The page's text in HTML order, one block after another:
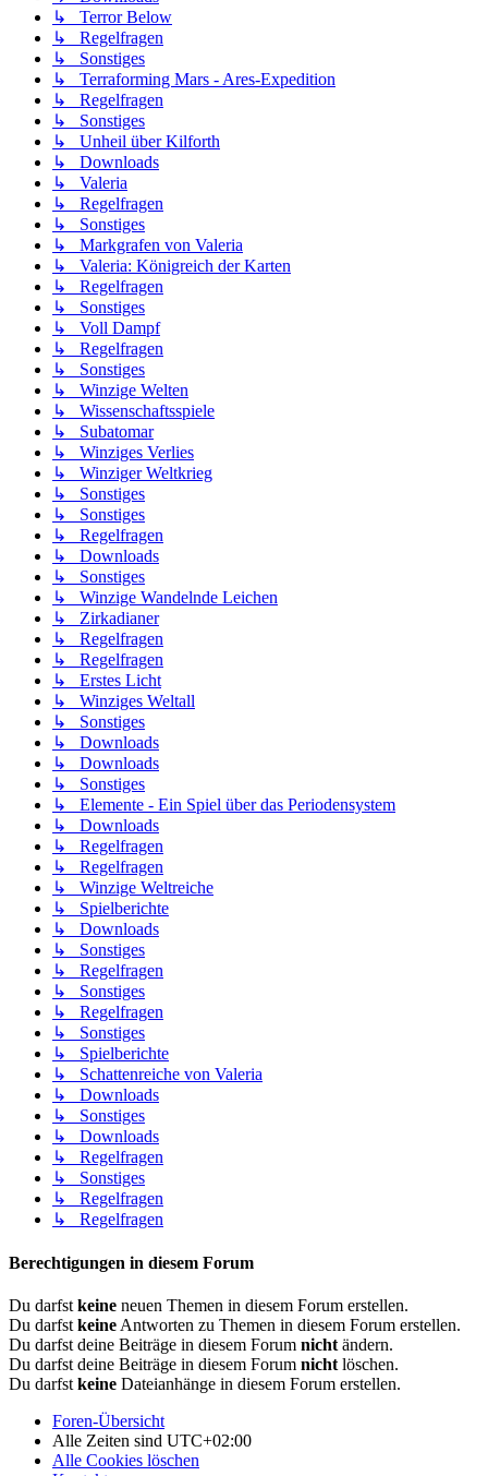
↳ Terror Below
↳ Regelfragen
↳ Sonstiges
↳ Terraforming Mars - Ares-Expedition
↳ Regelfragen
↳ Sonstiges
↳ Unheil über Kilforth
↳ Downloads
↳ Valeria
↳ Regelfragen
↳ Sonstiges
↳ Markgrafen von Valeria
↳ Valeria: Königreich der Karten
↳ Regelfragen
↳ Sonstiges
↳ Voll Dampf
↳ Regelfragen
↳ Sonstiges
↳ Winzige Welten
↳ Wissenschaftsspiele
↳ Subatomar
↳ Winziges Verlies
↳ Winziger Weltkrieg
↳ Sonstiges
↳ Sonstiges
↳ Regelfragen
↳ Downloads
↳ Sonstiges
↳ Winzige Wandelnde Leichen
↳ Zirkadianer
↳ Regelfragen
↳ Regelfragen
↳ Erstes Licht
↳ Winziges Weltall
↳ Sonstiges
↳ Downloads
↳ Downloads
↳ Sonstiges
↳ Elemente - Ein Spiel über das Periodensystem
↳ Downloads
↳ Regelfragen
↳ Regelfragen
↳ Winzige Weltreiche
↳ Spielberichte
↳ Downloads
↳ Sonstiges
↳ Regelfragen
↳ Sonstiges
↳ Regelfragen
↳ Sonstiges
↳ Spielberichte
↳ Schattenreiche von Valeria
↳ Downloads
↳ Sonstiges
↳ Downloads
↳ Regelfragen
↳ Sonstiges
↳ Regelfragen
↳ Regelfragen
Berechtigungen in diesem Forum
Du darfst keine neuen Themen in diesem Forum erstellen.
Du darfst keine Antworten zu Themen in diesem Forum erstellen.
Du darfst deine Beiträge in diesem Forum nicht ändern.
Du darfst deine Beiträge in diesem Forum nicht löschen.
Du darfst keine Dateianhänge in diesem Forum erstellen.
Foren-Übersicht
Alle Zeiten sind UTC+02:00
Alle Cookies löschen